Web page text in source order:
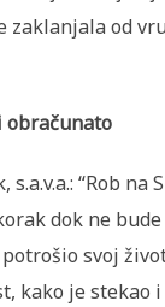
zaklanjala od
obračunato
“Rob na
dok ne
svoj
kako je stekao